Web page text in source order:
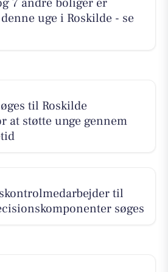
7 andre boliger er
uge i Roskilde - se
til Roskilde
at støtte unge gennem
til
søges